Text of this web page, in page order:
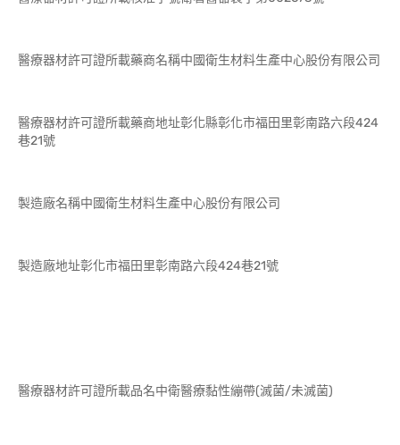
醫療器材許可證所載藥商名稱中國衛生材料生產中心股份有限公司
醫療器材許可證所載藥商地址彰化縣彰化市福田里彰南路六段424
巷21號
製造廠名稱中國衛生材料生產中心股份有限公司
製造廠地址彰化市福田里彰南路六段424巷21號
醫療器材許可證所載品名中衛醫療黏性繃帶(滅菌/未滅菌)